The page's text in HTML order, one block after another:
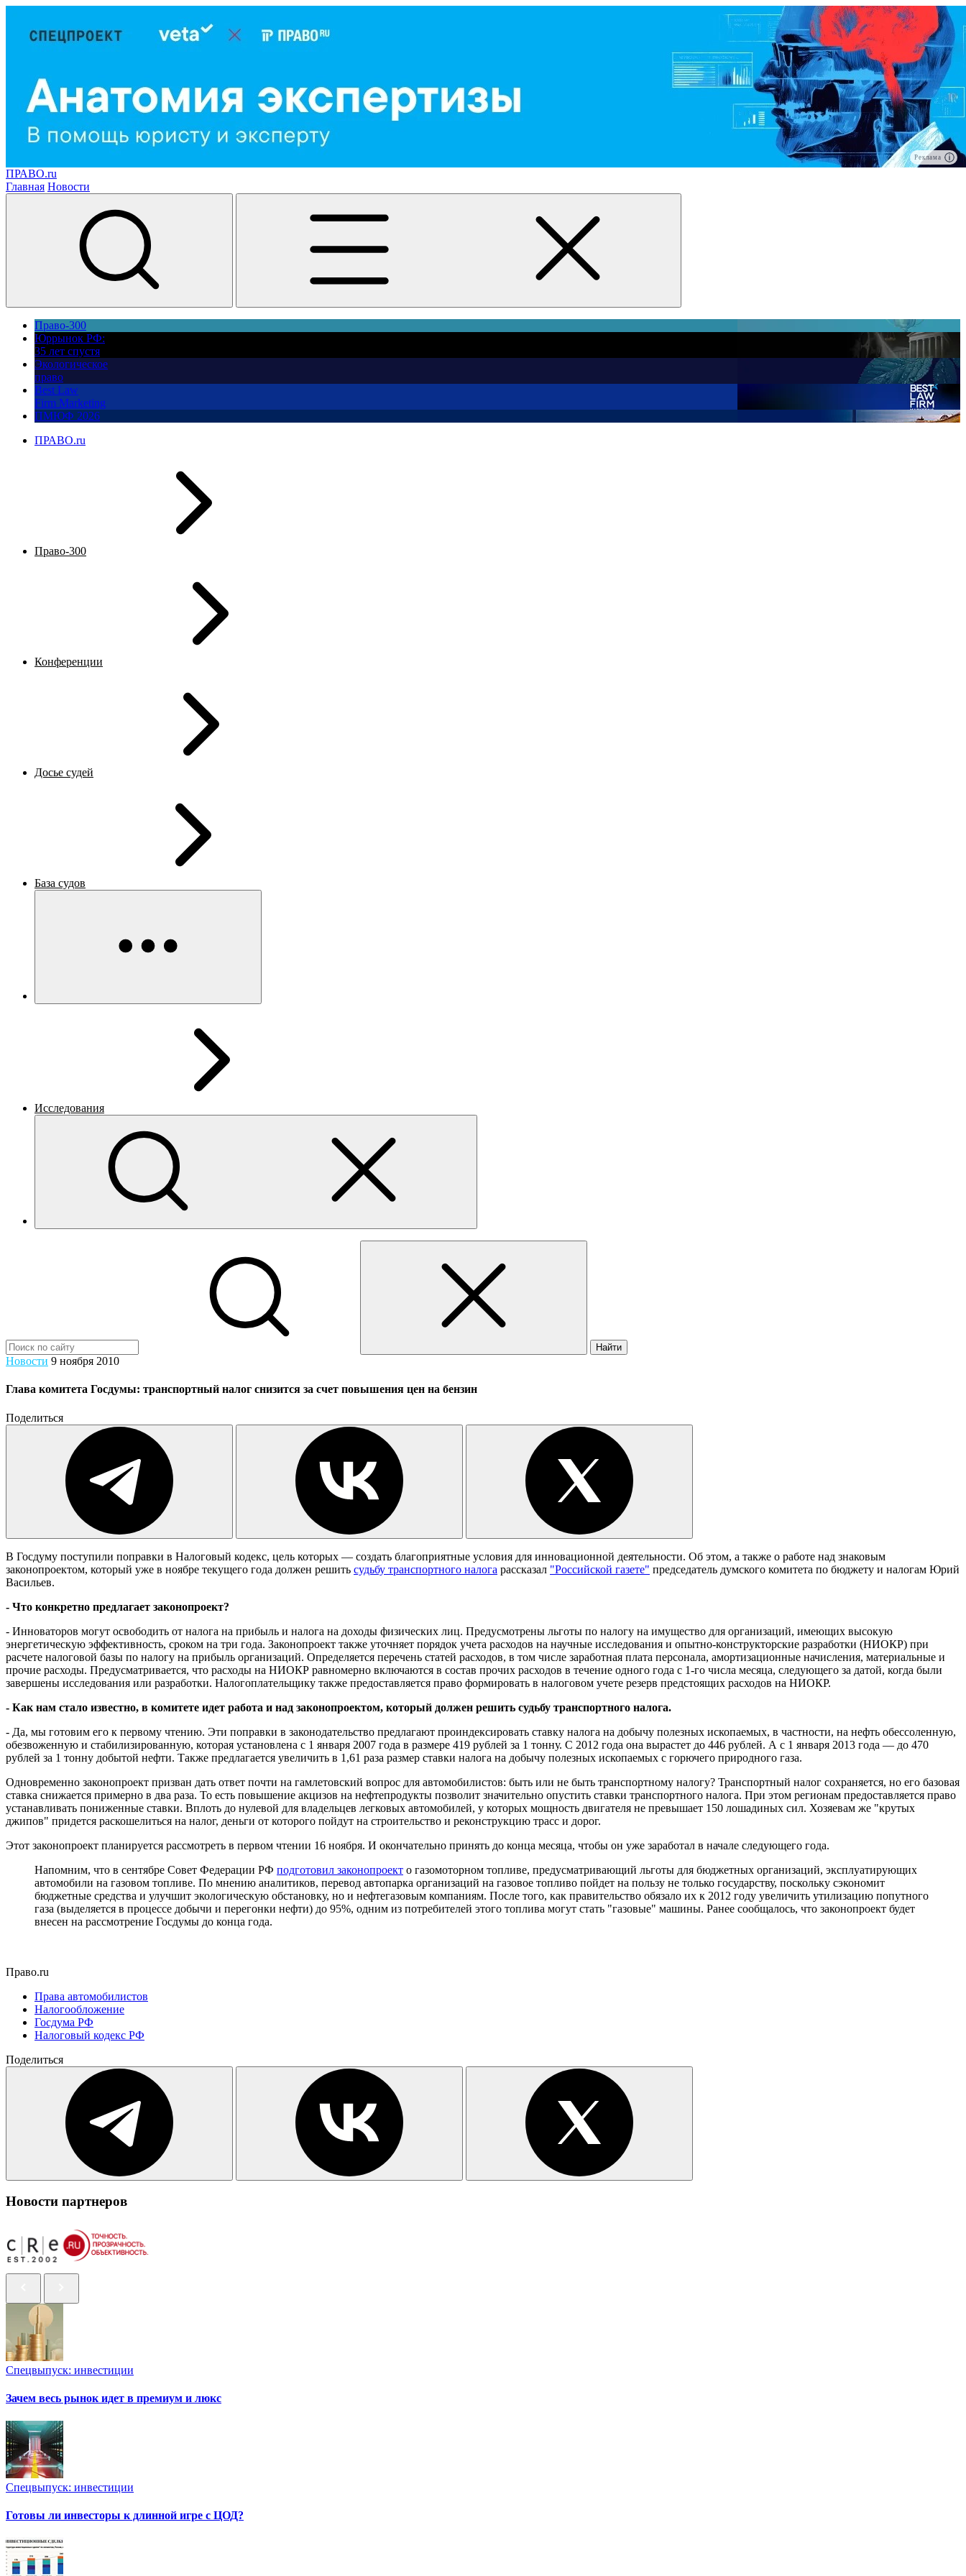
Реклама
ПРАВО.ru
Главная Новости
Право-300
Юррынок РФ:
35 лет спустя
Экологическое
право
Best Law
Firm Marketing
ПМЮФ 2026
ПРАВО.ru
Право-300
Конференции
Досье судей
База судов
Исследования
Найти
Новости 9 ноября 2010
Глава комитета Госдумы: транспортный налог снизится за счет повышения цен на бензин
Поделиться
В Госдуму поступили поправки в Налоговый кодекс, цель которых — создать благоприятные условия для инновационной деятельности. Об этом, а также о работе над знаковым
законопроектом, который уже в ноябре текущего года должен решить судьбу транспортного налога рассказал "Российской газете" председатель думского комитета по бюджету и налогам Юрий
Васильев.
- Что конкретно предлагает законопроект?
- Инноваторов могут освободить от налога на прибыль и налога на доходы физических лиц. Предусмотрены льготы по налогу на имущество для организаций, имеющих высокую
энергетическую эффективность, сроком на три года. Законопроект также уточняет порядок учета расходов на научные исследования и опытно-конструкторские разработки (НИОКР) при
расчете налоговой базы по налогу на прибыль организаций. Определяется перечень статей расходов, в том числе заработная плата персонала, амортизационные начисления, материальные и
прочие расходы. Предусматривается, что расходы на НИОКР равномерно включаются в состав прочих расходов в течение одного года с 1-го числа месяца, следующего за датой, когда были
завершены исследования или разработки. Налогоплательщику также предоставляется право формировать в налоговом учете резерв предстоящих расходов на НИОКР.
- Как нам стало известно, в комитете идет работа и над законопроектом, который должен решить судьбу транспортного налога.
- Да, мы готовим его к первому чтению. Эти поправки в законодательство предлагают проиндексировать ставку налога на добычу полезных ископаемых, в частности, на нефть обессоленную,
обезвоженную и стабилизированную, которая установлена с 1 января 2007 года в размере 419 рублей за 1 тонну. С 2012 года она вырастет до 446 рублей. А с 1 января 2013 года — до 470
рублей за 1 тонну добытой нефти. Также предлагается увеличить в 1,61 раза размер ставки налога на добычу полезных ископаемых с горючего природного газа.
Одновременно законопроект призван дать ответ почти на гамлетовский вопрос для автомобилистов: быть или не быть транспортному налогу? Транспортный налог сохраняется, но его базовая
ставка снижается примерно в два раза. То есть повышение акцизов на нефтепродукты позволит значительно опустить ставки транспортного налога. При этом регионам предоставляется право
устанавливать пониженные ставки. Вплоть до нулевой для владельцев легковых автомобилей, у которых мощность двигателя не превышает 150 лошадиных сил. Хозяевам же "крутых
джипов" придется раскошелиться на налог, деньги от которого пойдут на строительство и реконструкцию трасс и дорог.
Этот законопроект планируется рассмотреть в первом чтении 16 ноября. И окончательно принять до конца месяца, чтобы он уже заработал в начале следующего года.
Напомним, что в сентябре Совет Федерации РФ подготовил законопроект о газомоторном топливе, предусматривающий льготы для бюджетных организаций, эксплуатирующих
автомобили на газовом топливе. По мнению аналитиков, перевод автопарка организаций на газовое топливо пойдет на пользу не только государству, поскольку сэкономит
бюджетные средства и улучшит экологическую обстановку, но и нефтегазовым компаниям. После того, как правительство обязало их к 2012 году увеличить утилизацию попутного
газа (выделяется в процессе добычи и перегонки нефти) до 95%, одним из потребителей этого топлива могут стать "газовые" машины. Ранее сообщалось, что законопроект будет
внесен на рассмотрение Госдумы до конца года.
Право.ru
Права автомобилистов
Налогообложение
Госдума РФ
Налоговый кодекс РФ
Поделиться
Новости партнеров
Спецвыпуск: инвестиции
Зачем весь рынок идет в премиум и люкс
Спецвыпуск: инвестиции
Готовы ли инвесторы к длинной игре с ЦОД?